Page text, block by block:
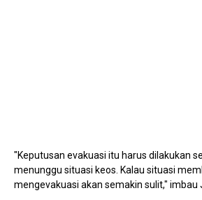
"Keputusan evakuasi itu harus dilakukan
menunggu situasi keos. Kalau situasi
mengevakuasi akan semakin sulit," imbau